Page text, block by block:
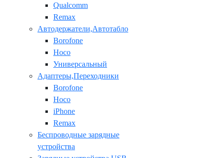
Qualcomm
Remax
Автодержатели,Автотабло
Borofone
Hoco
Универсальный
Адаптеры,Переходники
Borofone
Hoco
iPhone
Remax
Беспроводные зарядные
устройства